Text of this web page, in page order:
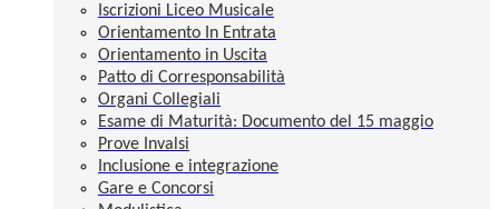
Iscrizioni Liceo Musicale
Orientamento In Entrata
Orientamento in Uscita
Patto di Corresponsabilità
Organi Collegiali
Esame di Maturità: Documento del 15 maggio
Prove Invalsi
Inclusione e integrazione
Gare e Concorsi